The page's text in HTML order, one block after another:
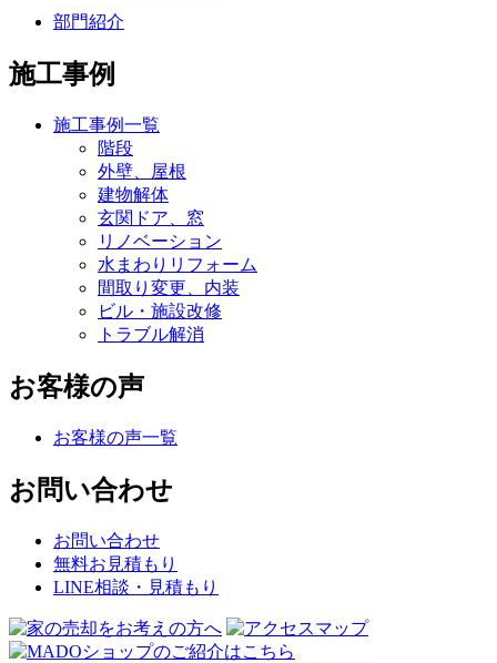
部門紹介
施工事例
施工事例一覧
階段
外壁、屋根
建物解体
玄関ドア、窓
リノベーション
水まわりリフォーム
間取り変更、内装
ビル・施設改修
トラブル解消
お客様の声
お客様の声一覧
お問い合わせ
お問い合わせ
無料お見積もり
LINE相談・見積もり